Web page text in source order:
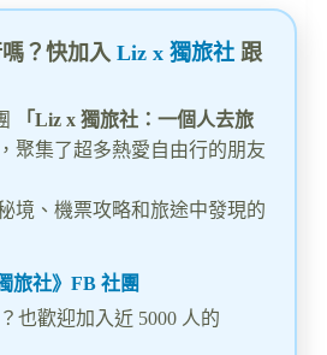
？快加入 Liz x 獨旅社 跟
「Liz x 獨旅社：一個人去旅
，聚集了超多熱愛自由行的朋友
境、機票攻略和旅途中發現的
旅社》FB 社團
也歡迎加入近 5000 人的